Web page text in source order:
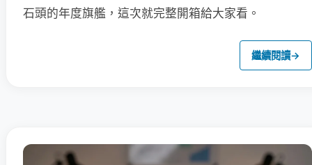
石頭的年度旗艦，這次就完整開箱給大家看。
繼續閱讀→